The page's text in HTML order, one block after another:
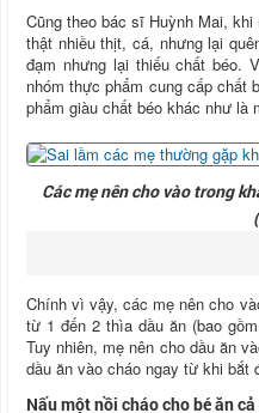
Cũng theo bác sĩ Huỳnh Mai,
thật nhiều thịt, cá, nhưng lại
đạm nhưng lại thiếu chất béo.
nhóm thực phẩm cung cấp chất
phẩm giàu chất béo khác như
Các mẹ nên cho vào trong
Chính vì vậy, các mẹ nên cho
từ 1 đến 2 thìa dầu ăn (bao
Tuy nhiên, mẹ nên cho dầu ăn
dầu ăn vào cháo ngay từ khi bắt
Nấu một nồi cháo cho bé ăn